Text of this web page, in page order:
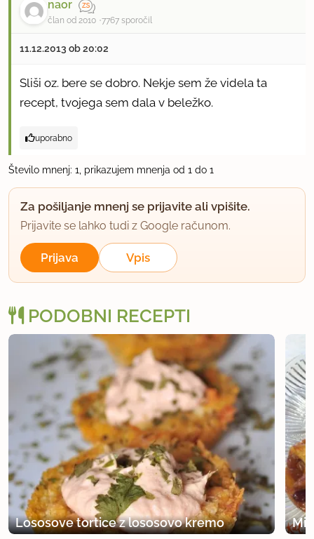
naor
član od 2010 7767 sporočil
11.12.2013 ob 20:02
Sliši oz. bere se dobro. Nekje sem že videla ta
recept, tvojega sem dala v beležko.
uporabno
Število mnenj: 1, prikazujem mnenja od 1 do 1
Za pošiljanje mnenj se prijavite ali vpišite.
Prijavite se lahko tudi z Google računom.
Prijava Vpis
PODOBNI RECEPTI
Lososove tortice z lososovo kremo